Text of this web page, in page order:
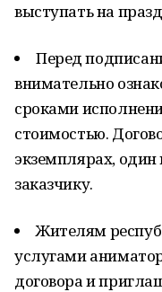
выступать на
Перед
внимательно
сроками
стоимостью.
экземплярах, один
заказчику.
Жителям
услугами
договора и